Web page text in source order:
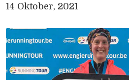
14 Oktober, 2021